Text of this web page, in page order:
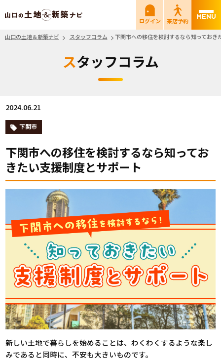
山口の土地＆新築ナビ
ログイン
来店予約
山口の土地＆新築ナビ
スタッフコラム 下関市への移住を検討するなら知っておき
スタッフコラム
2024.06.21
下関市
下関市への移住を検討するなら知ってお
きたい支援制度とサポート
新しい土地で暮らしを始めることは、わくわくするような楽し
みであると同時に、不安も大きいものです。